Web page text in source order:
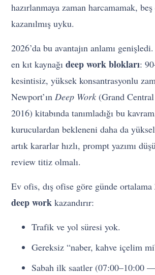
hazırlanmaya zaman harcamamak,
kazanılmış uyku.
2026’da bu avantajın anlamı
en kıt kaynağıdeep work blokları:
kesintisiz, yüksek konsantrasyonlu
Newport’ın Deep Work (Grand
2016) kitabında tanımladığı bu
kuruculardan bekleneni daha da
artık kararlar hızlı, prompt yazımı
review titiz olmalı.
Ev ofis, dış ofise göre günde ortalama
deep work kazandırır:
Trafik ve yol süresi yok.
Gereksiz “naber, kahve içelim
Sabah ilk saatler (07:00–10:00 —